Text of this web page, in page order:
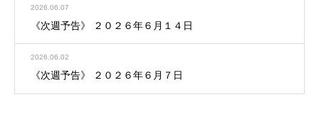
2026.06.07
《次週予告》 ２０２６年６月１４日
2026.06.02
《次週予告》 ２０２６年６月７日